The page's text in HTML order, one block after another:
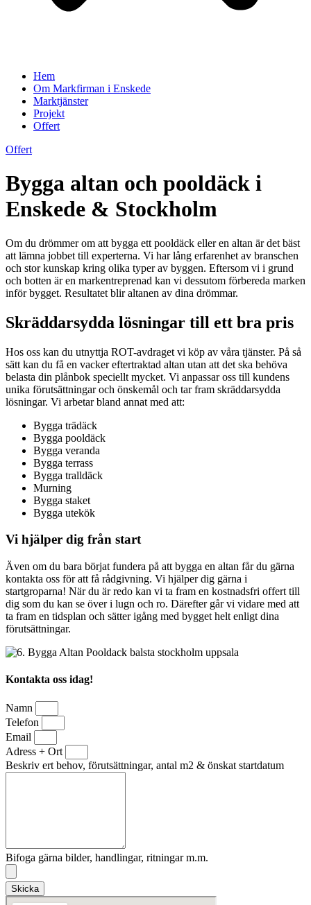
Hem
Om Markfirman i Enskede
Marktjänster
Projekt
Offert
Offert
Bygga altan och pooldäck i
Enskede & Stockholm
Om du drömmer om att bygga ett pooldäck eller en altan är det bäst
att lämna jobbet till experterna. Vi har lång erfarenhet av branschen
och stor kunskap kring olika typer av byggen. Eftersom vi i grund
och botten är en markentreprenad kan vi dessutom förbereda marken
inför bygget. Resultatet blir altanen av dina drömmar.
Skräddarsydda lösningar till ett bra pris
Hos oss kan du utnyttja ROT-avdraget vi köp av våra tjänster. På så
sätt kan du få en vacker eftertraktad altan utan att det ska behöva
belasta din plånbok speciellt mycket. Vi anpassar oss till kundens
unika förutsättningar och önskemål och tar fram skräddarsydda
lösningar. Vi arbetar bland annat med att:
Bygga trädäck
Bygga pooldäck
Bygga veranda
Bygga terrass
Bygga tralldäck
Murning
Bygga staket
Bygga utekök
Vi hjälper dig från start
Även om du bara börjat fundera på att bygga en altan får du gärna
kontakta oss för att få rådgivning. Vi hjälper dig gärna i
startgroparna! När du är redo kan vi ta fram en kostnadsfri offert till
dig som du kan se över i lugn och ro. Därefter går vi vidare med att
ta fram en tidsplan och sätter igång med bygget helt enligt dina
förutsättningar.
Kontakta oss idag!
Namn
Telefon
Email
Adress + Ort
Beskriv ert behov, förutsättningar, antal m2 & önskat startdatum
Bifoga gärna bilder, handlingar, ritningar m.m.
Skicka